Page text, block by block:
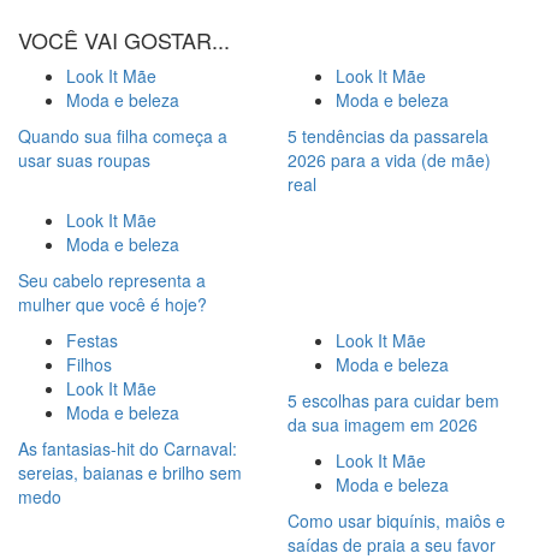
VOCÊ VAI GOSTAR...
Look It Mãe
Moda e beleza
Quando sua filha começa a
usar suas roupas
Look It Mãe
Moda e beleza
5 tendências da passarela
2026 para a vida (de mãe)
real
Look It Mãe
Moda e beleza
Seu cabelo representa a
mulher que você é hoje?
Festas
Filhos
Look It Mãe
Moda e beleza
As fantasias-hit do Carnaval:
sereias, baianas e brilho sem
medo
Look It Mãe
Moda e beleza
5 escolhas para cuidar bem
da sua imagem em 2026
Look It Mãe
Moda e beleza
Como usar biquínis, maiôs e
saídas de praia a seu favor